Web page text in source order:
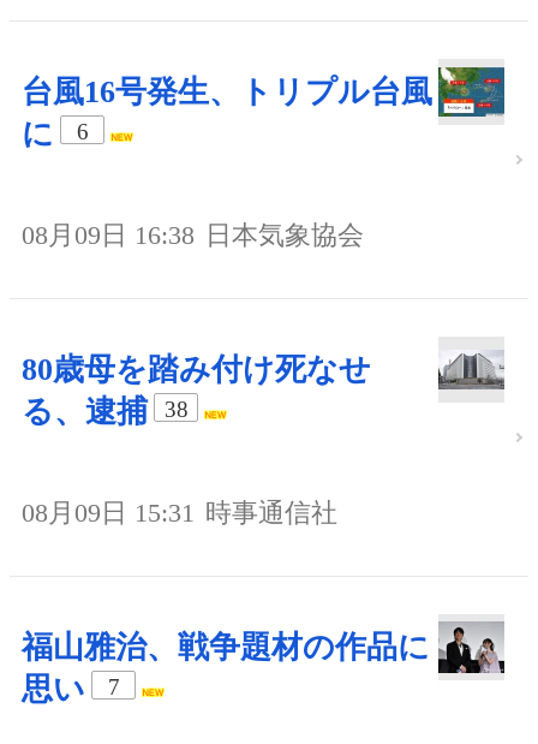
台風16号発生、トリプル台風
に
6
08月09日 16:38 日本気象協会
80歳母を踏み付け死なせ
る、逮捕
38
08月09日 15:31 時事通信社
福山雅治、戦争題材の作品に
思い
7